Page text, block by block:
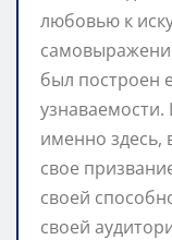
любовью к
был построен
узнаваемости.
именно здесь,
свое
своей
своей